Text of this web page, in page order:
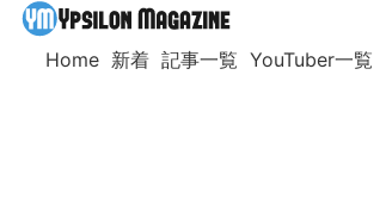
Home 新着 記事一覧 YouTuber一覧